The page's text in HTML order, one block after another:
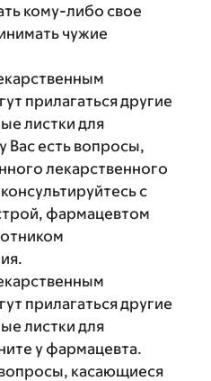
кому-либо свое
чужие
прилагаться другие
листки для
Вас есть вопросы,
лекарственного
с
фармацевтом
прилагаться другие
листки для
у фармацевта.
вопросы, касающиеся